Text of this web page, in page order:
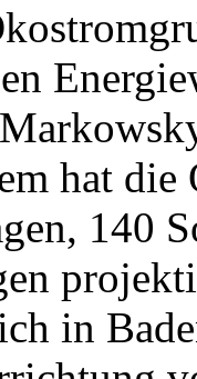
hat
140
in